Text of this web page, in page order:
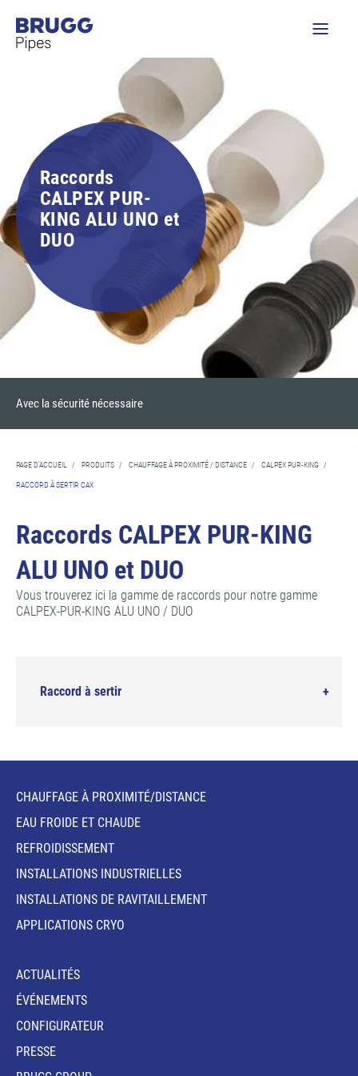
Raccords
CALPEX PUR-
KING ALU UNO et
DUO
Avec la sécurité nécessaire
PAGE D'ACCUEIL / PRODUITS / CHAUFFAGE À PROXIMITÉ / DISTANCE / CALPEX PUR-KING /
RACCORD À SERTIR CAX
Raccords CALPEX PUR-KING
ALU UNO et DUO
Vous trouverez ici la gamme de raccords pour notre gamme
CALPEX-PUR-KING ALU UNO / DUO
Raccord à sertir
CHAUFFAGE À PROXIMITÉ/DISTANCE
EAU FROIDE ET CHAUDE
REFROIDISSEMENT
INSTALLATIONS INDUSTRIELLES
INSTALLATIONS DE RAVITAILLEMENT
APPLICATIONS CRYO
ACTUALITÉS
ÉVÉNEMENTS
CONFIGURATEUR
PRESSE